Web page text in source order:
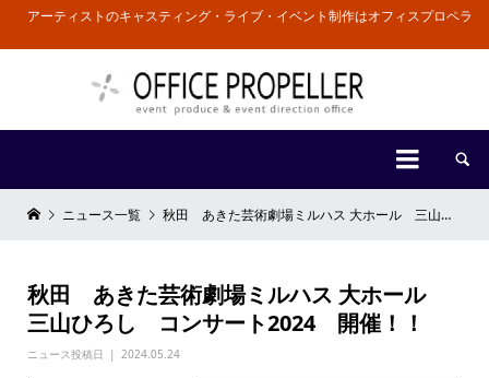
アーティストのキャスティング・ライブ・イベント制作はオフィスプロペラ
 
ニュース一覧 秋田 あきた芸術劇場ミルハス 大ホール 三山ひろし コンサート2024 開催！！
秋田 あきた芸術劇場ミルハス 大ホール
三山ひろし コンサート2024 開催！！
ニュース投稿日 2024.05.24